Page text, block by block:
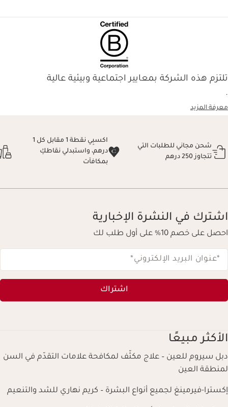
تلتزم هذه الشركة بمعايير اجتماعية وبيئية عالية
.
معرفة المزيد
شحن مجاني للطلبات التي
تتجاوز 250 درهم
اكسبِي نقطة 1 مقابل كل 1
درهم، واستبدلي نقاطكِ
بمكافآت
اشترك في النشرة الإخبارية
احصل على خصم 10% على أول طلب لك
*عنوان البريد الإلكتروني*
اشتراك
الأكثر مبيعًا
دبل سيروم للعين – علاج مكثّف لمكافحة علامات التقدّم في السن
لمنطقة العين
إكسترا-فيرمينغ لجميع أنواع البشرة – كريم نهاري للشد والتنعيم